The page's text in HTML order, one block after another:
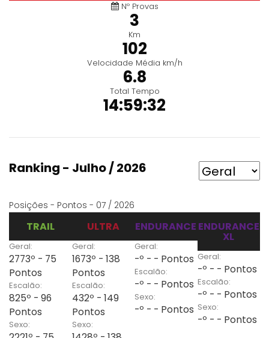
Nº Provas
3
Km
102
Velocidade Média km/h
6.8
Total Tempo
14:59:32
Ranking - Julho / 2026
Posições - Pontos - 07 / 2026
TRAIL
Geral:
2773º - 75
Pontos
Escalão:
825º - 96
Pontos
Sexo:
ULTRA
Geral:
1673º - 138
Pontos
Escalão:
432º - 149
Pontos
Sexo:
ENDURANCE
Geral:
-º - - Pontos
Escalão:
-º - - Pontos
Sexo:
-º - - Pontos
ENDURANCE
XL
Geral:
-º - - Pontos
Escalão:
-º - - Pontos
Sexo:
-º - - Pontos